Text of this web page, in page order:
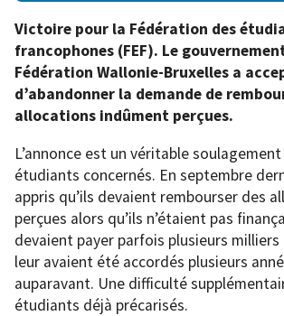
Victoire pour la Fédération des
francophones (FEF). Le
Fédération Wallonie-Bruxelles a
d’abandonner la demande de
allocations indûment perçues.
L’annonce est un véritable
étudiants concernés. En septembre
appris qu’ils devaient rembourser des
perçues alors qu’ils n’étaient pas
devaient payer parfois plusieurs milliers
leur avaient été accordés plusieurs
auparavant. Une difficulté
étudiants déjà précarisés.